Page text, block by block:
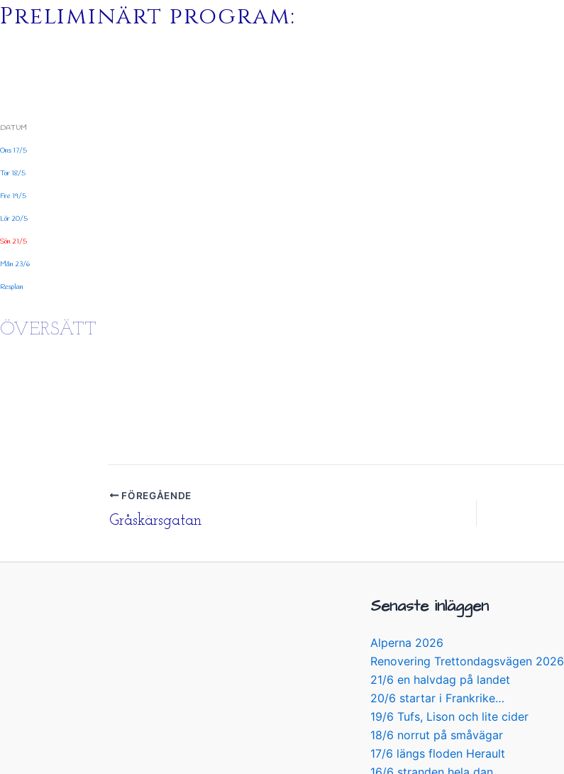
Preliminärt program:
DATUM
Ons 17/5
Tor 18/5
Fre 19/5
Lör 20/5
Sön 21/5
Mån 23/6
Resplan
ÖVERSÄTT
FÖREGÅENDE
Gråskärsgatan
Senaste inläggen
Alperna 2026
Renovering Trettondagsvägen 2026
21/6 en halvdag på landet
20/6 startar i Frankrike…
19/6 Tufs, Lison och lite cider
18/6 norrut på småvägar
17/6 längs floden Herault